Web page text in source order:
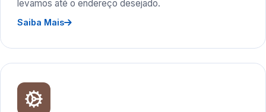
levamos até o endereço desejado.
Saiba Mais